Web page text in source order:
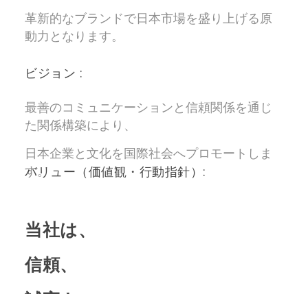
革新的なブランドで日本市場を盛り上げる原
動力となります。
ビジョン :
最善のコミュニケーションと信頼関係を通じ
た関係構築により、
日本企業と文化を国際社会へプロモートしま
す。
バリュー（価値観・行動指針）:
当社は、
信頼、